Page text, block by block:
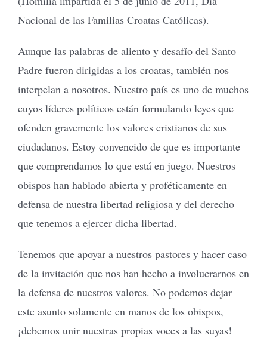
Nacional de las Familias Croatas Católicas).
Aunque las palabras de aliento y desafío del Santo
Padre fueron dirigidas a los croatas, también nos
interpelan a nosotros. Nuestro país es uno de muchos
cuyos líderes políticos están formulando leyes que
ofenden gravemente los valores cristianos de sus
ciudadanos. Estoy convencido de que es importante
que comprendamos lo que está en juego. Nuestros
obispos han hablado abierta y proféticamente en
defensa de nuestra libertad religiosa y del derecho
que tenemos a ejercer dicha libertad.
Tenemos que apoyar a nuestros pastores y hacer caso
de la invitación que nos han hecho a involucrarnos en
la defensa de nuestros valores. No podemos dejar
este asunto solamente en manos de los obispos,
¡debemos unir nuestras propias voces a las suyas!